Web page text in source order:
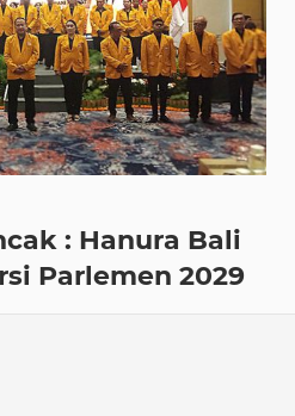
: Hanura Bali
Parlemen 2029